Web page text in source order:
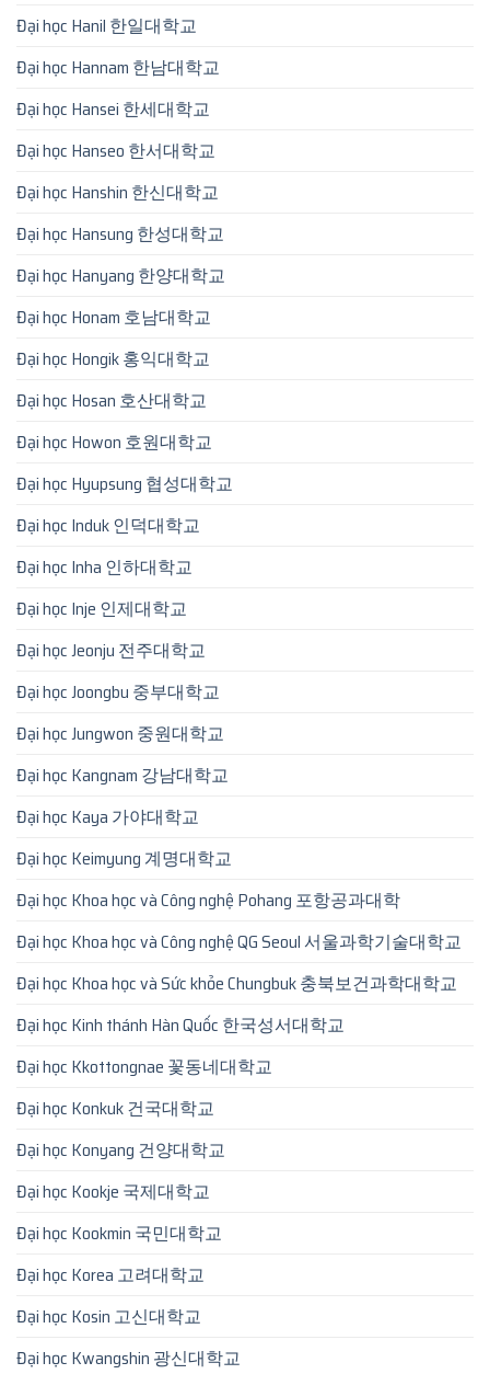
Đại học Hanil 한일대학교
Đại học Hannam 한남대학교
Đại học Hansei 한세대학교
Đại học Hanseo 한서대학교
Đại học Hanshin 한신대학교
Đại học Hansung 한성대학교
Đại học Hanyang 한양대학교
Đại học Honam 호남대학교
Đại học Hongik 홍익대학교
Đại học Hosan 호산대학교
Đại học Howon 호원대학교
Đại học Hyupsung 협성대학교
Đại học Induk 인덕대학교
Đại học Inha 인하대학교
Đại học Inje 인제대학교
Đại học Jeonju 전주대학교
Đại học Joongbu 중부대학교
Đại học Jungwon 중원대학교
Đại học Kangnam 강남대학교
Đại học Kaya 가야대학교
Đại học Keimyung 계명대학교
Đại học Khoa học và Công nghệ Pohang 포항공과대학
Đại học Khoa học và Công nghệ QG Seoul 서울과학기술대학교
Đại học Khoa học và Sức khỏe Chungbuk 충북보건과학대학교
Đại học Kinh thánh Hàn Quốc 한국성서대학교
Đại học Kkottongnae 꽃동네대학교
Đại học Konkuk 건국대학교
Đại học Konyang 건양대학교
Đại học Kookje 국제대학교
Đại học Kookmin 국민대학교
Đại học Korea 고려대학교
Đại học Kosin 고신대학교
Đại học Kwangshin 광신대학교